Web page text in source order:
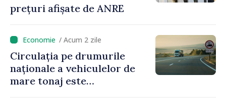
prețuri afișate de ANRE
/ Acum 2 zile
Circulația pe drumurile
naționale a vehiculelor de
mare tonaj este